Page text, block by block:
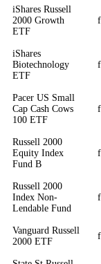
iShares Russell
2000 Growth
ETF
iShares
Biotechnology
ETF
Pacer US Small
Cap Cash Cows
100 ETF
Russell 2000
Equity Index
Fund B
Russell 2000
Index Non-
Lendable Fund
Vanguard Russell
2000 ETF